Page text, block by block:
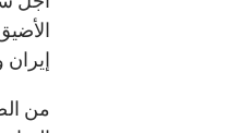
إيران
من